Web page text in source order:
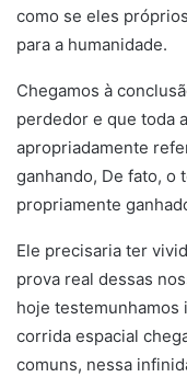
como se eles
para a humanidade.
Chegamos à
perdedor e que toda
apropriadamente
ganhando, De fato, o
propriamente
Ele precisaria ter
prova real dessas
hoje testemunhamos
corrida espacial
comuns, nessa